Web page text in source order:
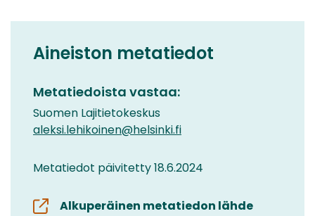
Aineiston metatiedot
Metatiedoista vastaa:
Suomen Lajitietokeskus
aleksi.lehikoinen@helsinki.fi
Metatiedot päivitetty 18.6.2024
Alkuperäinen metatiedon lähde